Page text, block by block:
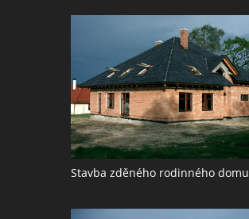
Stavba zděného rodinného domu